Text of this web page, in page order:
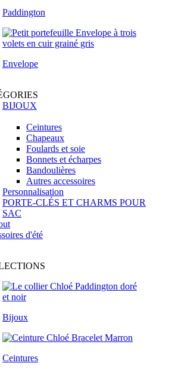
Paddington
Envelope
BIJOUX
Ceintures
Chapeaux
Foulards et soie
Bonnets et écharpes
Bandoulières
Autres accessoires
Personnalisation
PORTE-CLÉS ET CHARMS POUR
SAC
d'été
Bijoux
Ceintures